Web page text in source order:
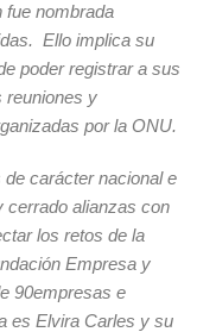
fue nombrada
Ello implica su
poder registrar a sus
reuniones y
por la ONU.
carácter nacional e
cerrado alianzas con
los retos de la
Empresa y
90empresas e
es Elvira Carles y su